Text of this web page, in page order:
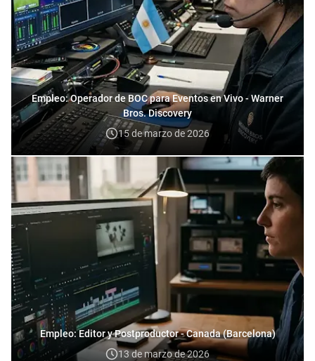
Empleo: Operador de BOC para Eventos en Vivo - Warner
Bros. Discovery
15 de marzo de 2026
Empleo: Editor y Postproductor - Canada (Barcelona)
13 de marzo de 2026